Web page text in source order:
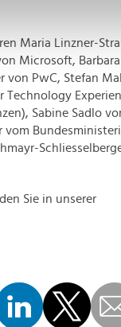
Website zu
für soziale
Daten
haben.
Maria Linzner-
Microsoft,
von PwC, Stefan
Technology
Sabine Sadlo
vom
Sie in unserer